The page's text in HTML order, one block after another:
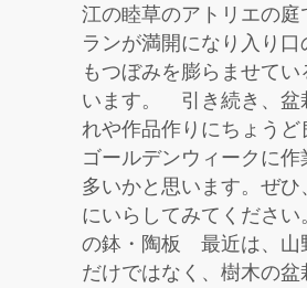
江の睦草のアトリエの庭
ランが満開になり入り口
もつぼみを膨らませてい
います。 引き続き、盆
れや作品作りにちょうど
ゴールデンウィークに作
多いかと思います。ぜひ
にいらしてみてください
の鉢・陶板 最近は、山
だけではなく、樹木の盆